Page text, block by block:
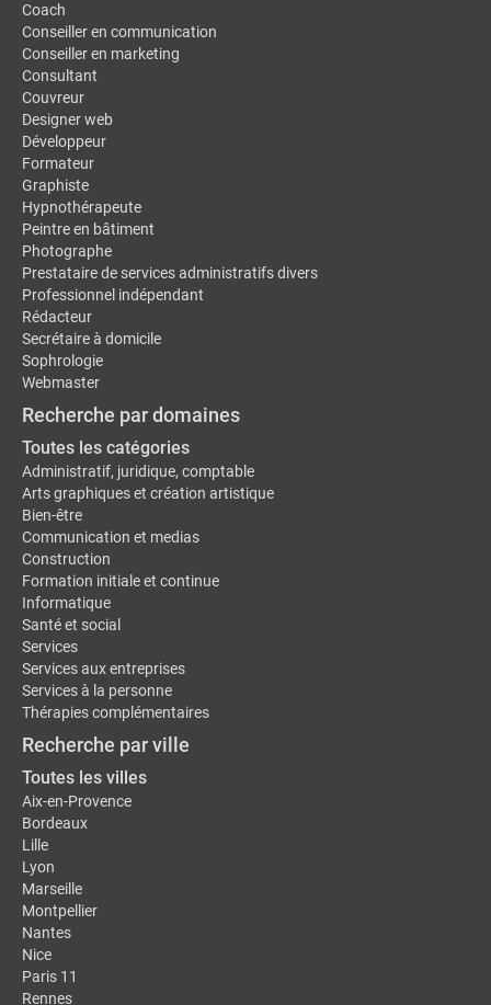
Coach
Conseiller en communication
Conseiller en marketing
Consultant
Couvreur
Designer web
Développeur
Formateur
Graphiste
Hypnothérapeute
Peintre en bâtiment
Photographe
Prestataire de services administratifs divers
Professionnel indépendant
Rédacteur
Secrétaire à domicile
Sophrologie
Webmaster
Recherche par domaines
Toutes les catégories
Administratif, juridique, comptable
Arts graphiques et création artistique
Bien-être
Communication et medias
Construction
Formation initiale et continue
Informatique
Santé et social
Services
Services aux entreprises
Services à la personne
Thérapies complémentaires
Recherche par ville
Toutes les villes
Aix-en-Provence
Bordeaux
Lille
Lyon
Marseille
Montpellier
Nantes
Nice
Paris 11
Rennes